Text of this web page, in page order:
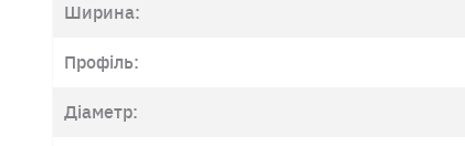
Ширина:
Профіль:
Діаметр: